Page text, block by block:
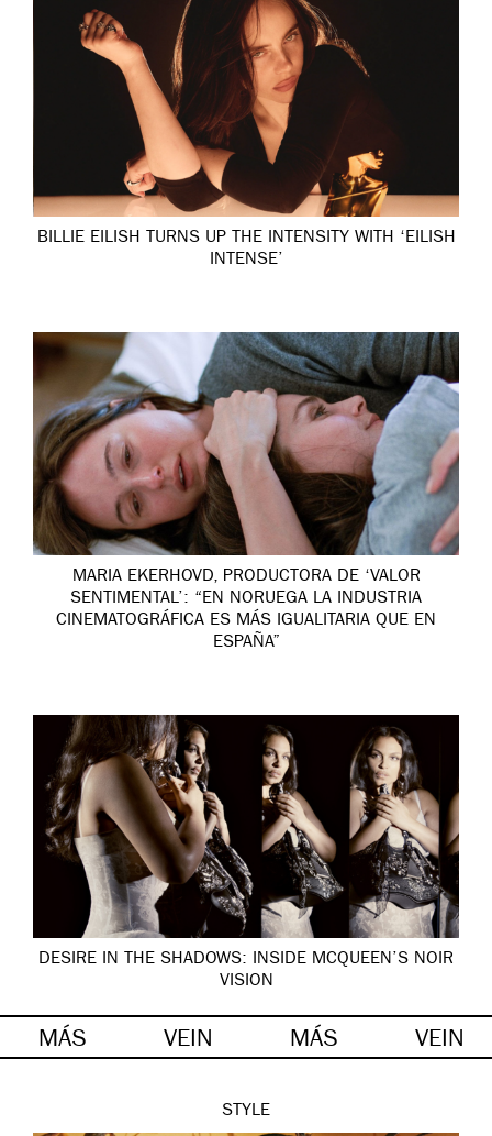
BILLIE EILISH TURNS UP THE INTENSITY WITH ‘EILISH
INTENSE’
MARIA EKERHOVD, PRODUCTORA DE ‘VALOR
SENTIMENTAL’: “EN NORUEGA LA INDUSTRIA
CINEMATOGRÁFICA ES MÁS IGUALITARIA QUE EN
ESPAÑA”
DESIRE IN THE SHADOWS: INSIDE MCQUEEN’S NOIR
VISION
MÁS VEIN MÁS VEIN
STYLE